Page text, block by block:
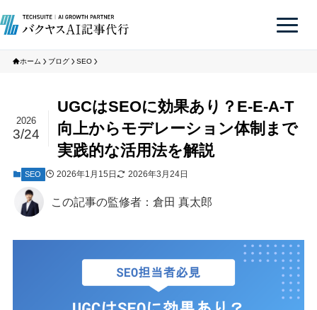
ホーム ブログ SEO
UGCはSEOに効果あり？E-E-A-T
向上からモデレーション体制まで
実践的な活用法を解説
2026
3/24
SEO 2026年1月15日 2026年3月24日
この記事の監修者：倉田 真太郎